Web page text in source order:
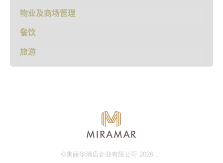
物业及商场管理
餐饮
旅游
©美丽华酒店企业有限公司 2026 。